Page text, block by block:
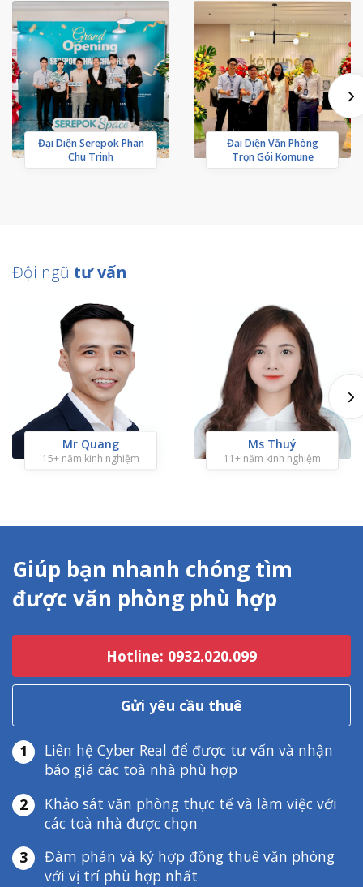
Đại Diện Serepok Phan
Chu Trinh
Đại Diện Văn Phòng
Trọn Gói Komune
Đội ngũ tư vấn
Mr Quang
15+ năm kinh nghiệm
Ms Thuý
11+ năm kinh nghiệm
Giúp bạn nhanh chóng tìm
được văn phòng phù hợp
Hotline: 0932.020.099
Gửi yêu cầu thuê
1
Liên hệ Cyber Real để được tư vấn và nhận
báo giá các toà nhà phù hợp
2
Khảo sát văn phòng thực tế và làm việc với
các toà nhà được chọn
3
Đàm phán và ký hợp đồng thuê văn phòng
với vị trí phù hợp nhất